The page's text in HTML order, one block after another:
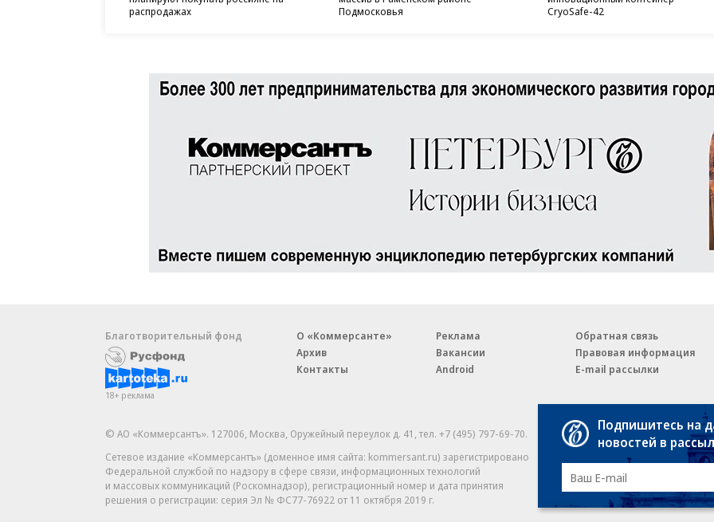
распродажах
Подмосковья
CryoSafe-42
Благотворительный фонд
18+ реклама
О «Коммерсанте»
Архив
Контакты
Реклама
Вакансии
Android
Обратная связь
Правовая информация
E-mail рассылки
© АО «Коммерсантъ». 127006, Москва, Оружейный переулок д. 41,тел. +7 (495) 797-69-70.
Сетевое издание «Коммерсантъ» (доменное имя сайта: kommersant.ru) зарегистрировано
Федеральной службой по надзору в сфере связи, информационных технологий
и массовых коммуникаций (Роскомнадзор), регистрационный номер и дата принятия
решения о регистрации: серия Эл № ФС77-76922 от 11 октября 2019 г.
Партнерские проекты/
«Промо» и «Официальное
На kommersant.ru
Подпишитесь на
новостей в